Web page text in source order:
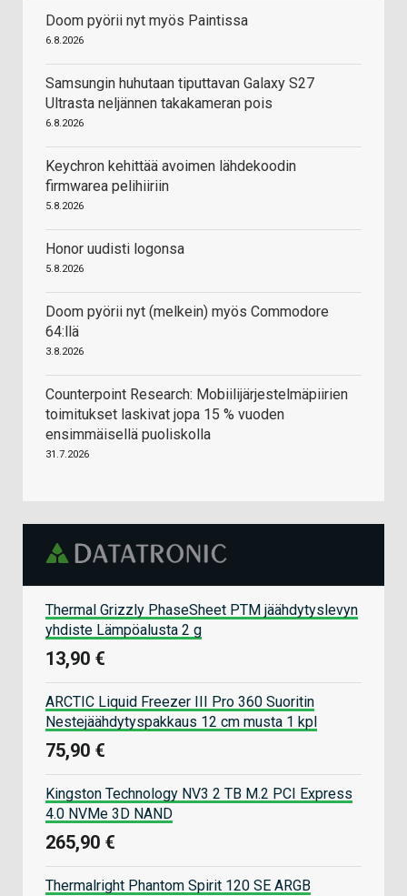
Doom pyörii nyt myös Paintissa
6.8.2026
Samsungin huhutaan tiputtavan Galaxy S27
Ultrasta neljännen takakameran pois
6.8.2026
Keychron kehittää avoimen lähdekoodin
firmwarea pelihiiriin
5.8.2026
Honor uudisti logonsa
5.8.2026
Doom pyörii nyt (melkein) myös Commodore
64:llä
3.8.2026
Counterpoint Research: Mobiilijärjestelmäpiirien
toimitukset laskivat jopa 15 % vuoden
ensimmäisellä puoliskolla
31.7.2026
Thermal Grizzly PhaseSheet PTM jäähdytyslevyn
yhdiste Lämpöalusta 2 g
13,90 €
ARCTIC Liquid Freezer III Pro 360 Suoritin
Nestejäähdytyspakkaus 12 cm musta 1 kpl
75,90 €
Kingston Technology NV3 2 TB M.2 PCI Express
4.0 NVMe 3D NAND
265,90 €
Thermalright Phantom Spirit 120 SE ARGB